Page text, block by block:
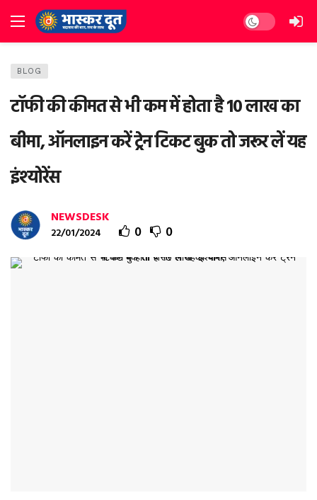
Dark mode
BLOG
टॉफी की कीमत से भी कम में होता है 10 लाख का
बीमा, ऑनलाइन करें ट्रेन टिकट बुक तो जरूर लें यह
इंश्‍योरेंस
NEWSDESK
22/01/2024 0 0